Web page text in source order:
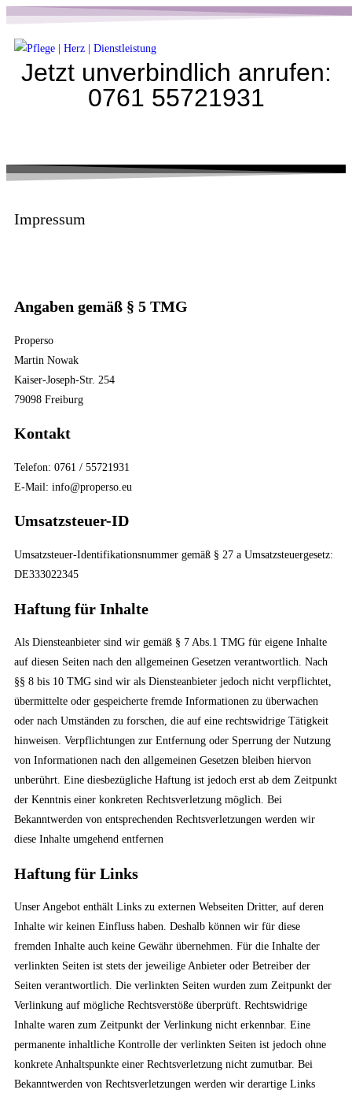
Jetzt unverbindlich anrufen:
0761 55721931
Impressum
Angaben gemäß § 5 TMG
Properso
Martin Nowak
Kaiser-Joseph-Str. 254
79098 Freiburg
Kontakt
Telefon: 0761 / 55721931
E-Mail: info@properso.eu
Umsatzsteuer-ID
Umsatzsteuer-Identifikationsnummer gemäß § 27 a Umsatzsteuergesetz:
DE333022345
Haftung für Inhalte
Als Diensteanbieter sind wir gemäß § 7 Abs.1 TMG für eigene Inhalte
auf diesen Seiten nach den allgemeinen Gesetzen verantwortlich. Nach
§§ 8 bis 10 TMG sind wir als Diensteanbieter jedoch nicht verpflichtet,
übermittelte oder gespeicherte fremde Informationen zu überwachen
oder nach Umständen zu forschen, die auf eine rechtswidrige Tätigkeit
hinweisen. Verpflichtungen zur Entfernung oder Sperrung der Nutzung
von Informationen nach den allgemeinen Gesetzen bleiben hiervon
unberührt. Eine diesbezügliche Haftung ist jedoch erst ab dem Zeitpunkt
der Kenntnis einer konkreten Rechtsverletzung möglich. Bei
Bekanntwerden von entsprechenden Rechtsverletzungen werden wir
diese Inhalte umgehend entfernen
Haftung für Links
Unser Angebot enthält Links zu externen Webseiten Dritter, auf deren
Inhalte wir keinen Einfluss haben. Deshalb können wir für diese
fremden Inhalte auch keine Gewähr übernehmen. Für die Inhalte der
verlinkten Seiten ist stets der jeweilige Anbieter oder Betreiber der
Seiten verantwortlich. Die verlinkten Seiten wurden zum Zeitpunkt der
Verlinkung auf mögliche Rechtsverstöße überprüft. Rechtswidrige
Inhalte waren zum Zeitpunkt der Verlinkung nicht erkennbar. Eine
permanente inhaltliche Kontrolle der verlinkten Seiten ist jedoch ohne
konkrete Anhaltspunkte einer Rechtsverletzung nicht zumutbar. Bei
Bekanntwerden von Rechtsverletzungen werden wir derartige Links